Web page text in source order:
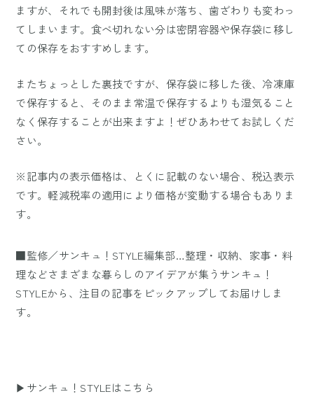
ますが、それでも開封後は風味が落ち、歯ざわりも変わっ
てしまいます。食べ切れない分は密閉容器や保存袋に移し
ての保存をおすすめします。
またちょっとした裏技ですが、保存袋に移した後、冷凍庫
で保存すると、そのまま常温で保存するよりも湿気ること
なく保存することが出来ますよ！ぜひあわせてお試しくだ
さい。
※記事内の表示価格は、とくに記載のない場合、税込表示
です。軽減税率の適用により価格が変動する場合もありま
す。
■監修／サンキュ！STYLE編集部…整理・収納、家事・料
理などさまざまな暮らしのアイデアが集うサンキュ！
STYLEから、注目の記事をピックアップしてお届けしま
す。
▶サンキュ！STYLEはこちら